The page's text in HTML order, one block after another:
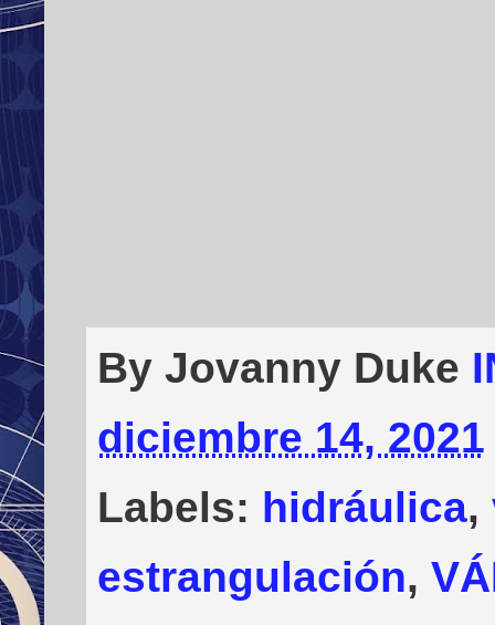
By Jovanny Duke
diciembre 14, 2021
Labels: hidráulica,
estrangulación,